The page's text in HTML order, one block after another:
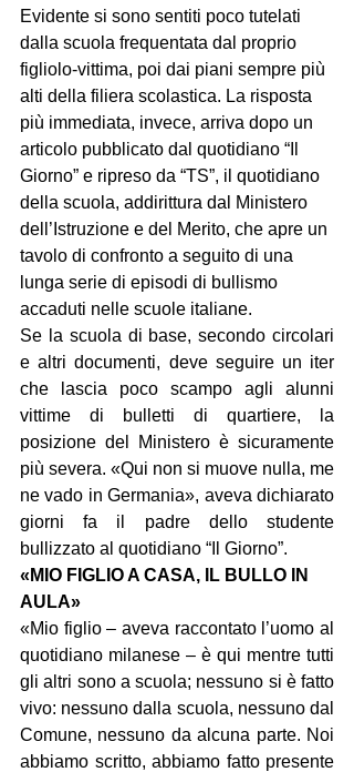
Evidente si sono sentiti poco tutelati
dalla scuola frequentata dal proprio
figliolo-vittima, poi dai piani sempre più
alti della filiera scolastica. La risposta
più immediata, invece, arriva dopo un
articolo pubblicato dal quotidiano “Il
Giorno” e ripreso da “TS”, il quotidiano
della scuola, addirittura dal Ministero
dell’Istruzione e del Merito, che apre un
tavolo di confronto a seguito di una
lunga serie di episodi di bullismo
accaduti nelle scuole italiane.
Se la scuola di base, secondo circolari
e altri documenti, deve seguire un iter
che lascia poco scampo agli alunni
vittime di bulletti di quartiere, la
posizione del Ministero è sicuramente
più severa. «Qui non si muove nulla, me
ne vado in Germania», aveva dichiarato
giorni fa il padre dello studente
bullizzato al quotidiano “Il Giorno”.
«MIO FIGLIO A CASA, IL BULLO IN
AULA»
«Mio figlio – aveva raccontato l’uomo al
quotidiano milanese – è qui mentre tutti
gli altri sono a scuola; nessuno si è fatto
vivo: nessuno dalla scuola, nessuno dal
Comune, nessuno da alcuna parte. Noi
abbiamo scritto, abbiamo fatto presente